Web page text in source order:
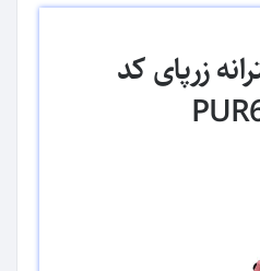
زرپای کد